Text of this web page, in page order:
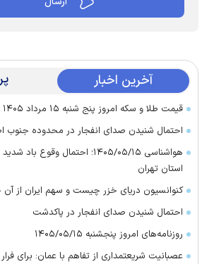
آخرین اخبار
قیمت طلا و سکه امروز پنج شنبه ۱۵ مرداد ۱۴۰۵
احتمال شنیدن صدای انفجار در محدوده جنوب
هواشناسی ۱۴۰۵/۰۵/۱۵؛ احتمال وقوع
استان تهران
کنوانسیون دریای خزر چیست و سهم ایران از
احتمال شنیدن صدای انفجار در پاکدشت
روزنامه‌های امروز پنجشنبه ۱۴۰۵/۰۵/۱۵
عصبانیت شریعتمداری از تفاهم با عمان: برای